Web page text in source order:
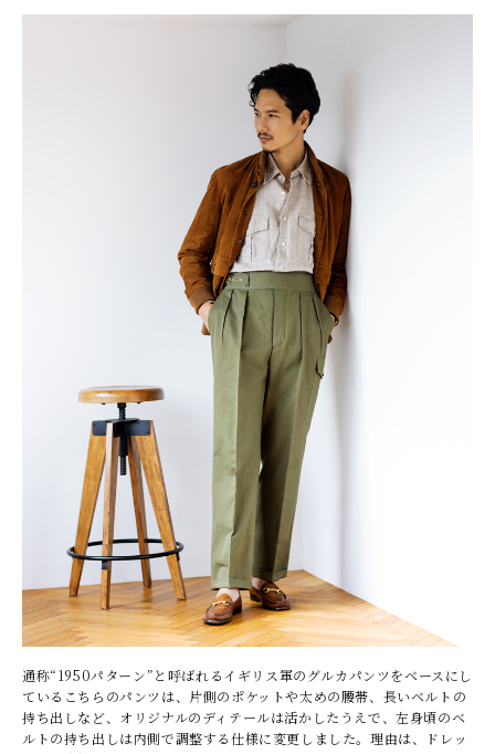
通称“1950パターン”と呼ばれるイギリス軍のグルカパンツをベースにし
ているこちらのパンツは、片側のポケットや太めの腰帯、長いベルトの
持ち出しなど、オリジナルのディテールは活かしたうえで、左身頃のベ
ルトの持ち出しは内側で調整する仕様に変更しました。理由は、ドレッ